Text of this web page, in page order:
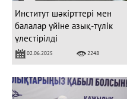
Институт шәкірттері мен
балалар үйіне азық-түлік
үлестірілді
02.06.2025 2248